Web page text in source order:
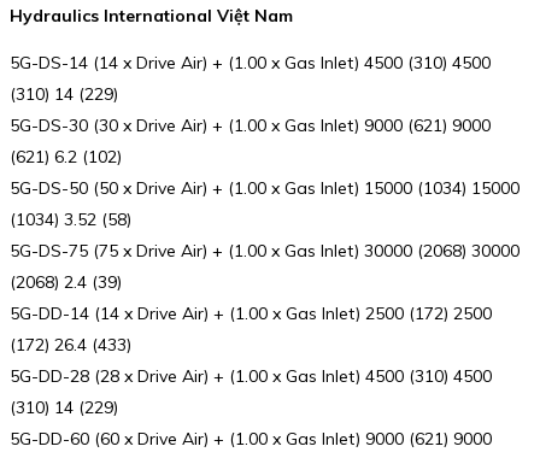
Hydraulics International Việt Nam
5G-DS-14 (14 x Drive Air) + (1.00 x Gas Inlet) 4500 (310) 4500
(310) 14 (229)
5G-DS-30 (30 x Drive Air) + (1.00 x Gas Inlet) 9000 (621) 9000
(621) 6.2 (102)
5G-DS-50 (50 x Drive Air) + (1.00 x Gas Inlet) 15000 (1034) 15000
(1034) 3.52 (58)
5G-DS-75 (75 x Drive Air) + (1.00 x Gas Inlet) 30000 (2068) 30000
(2068) 2.4 (39)
5G-DD-14 (14 x Drive Air) + (1.00 x Gas Inlet) 2500 (172) 2500
(172) 26.4 (433)
5G-DD-28 (28 x Drive Air) + (1.00 x Gas Inlet) 4500 (310) 4500
(310) 14 (229)
5G-DD-60 (60 x Drive Air) + (1.00 x Gas Inlet) 9000 (621) 9000